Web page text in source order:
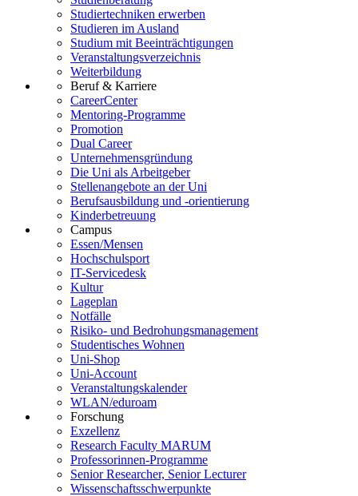
Studiertechniken erwerben
Studieren im Ausland
Studium mit Beeinträchtigungen
Veranstaltungsverzeichnis
Weiterbildung
Beruf & Karriere
CareerCenter
Mentoring-Programme
Promotion
Dual Career
Unternehmensgründung
Die Uni als Arbeitgeber
Stellenangebote an der Uni
Berufsausbildung und -orientierung
Kinderbetreuung
Campus
Essen/Mensen
Hochschulsport
IT-Servicedesk
Kultur
Lageplan
Notfälle
Risiko- und Bedrohungsmanagement
Studentisches Wohnen
Uni-Shop
Uni-Account
Veranstaltungskalender
WLAN/eduroam
Forschung
Exzellenz
Research Faculty MARUM
Professorinnen-Programme
Senior Researcher, Senior Lecturer
Wissenschaftsschwerpunkte